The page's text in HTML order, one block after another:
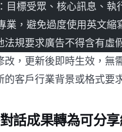
目標受眾、核心訊息、執
業，避免過度使用英文縮
法規要求廣告不得含有虛
改，更新後即時生效，
的客戶行業背景或格式要
話成果轉為可分享